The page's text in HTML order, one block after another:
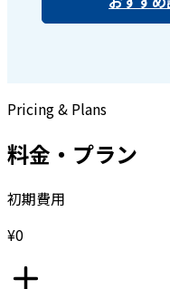
Pricing & Plans
料金・プラン
初期費用
¥0